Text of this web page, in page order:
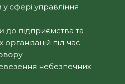
сфері управління
до підприємства та
організацій під час
небезпечних